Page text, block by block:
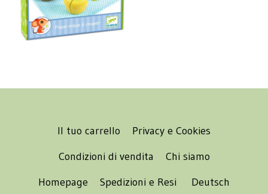
Il tuo carrello
Privacy e Cookies
Condizioni di vendita
Chi siamo
Homepage
Spedizioni e Resi Deutsch